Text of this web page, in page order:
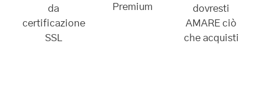
da
certificazione
SSL
Premium
dovresti
AMARE ciò
che acquisti